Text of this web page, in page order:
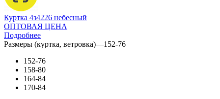
Куртка 4з4226 небесный
ОПТОВАЯ ЦЕНА
Подробнее
Размеры (куртка, ветровка)—152-76
152-76
158-80
164-84
170-84